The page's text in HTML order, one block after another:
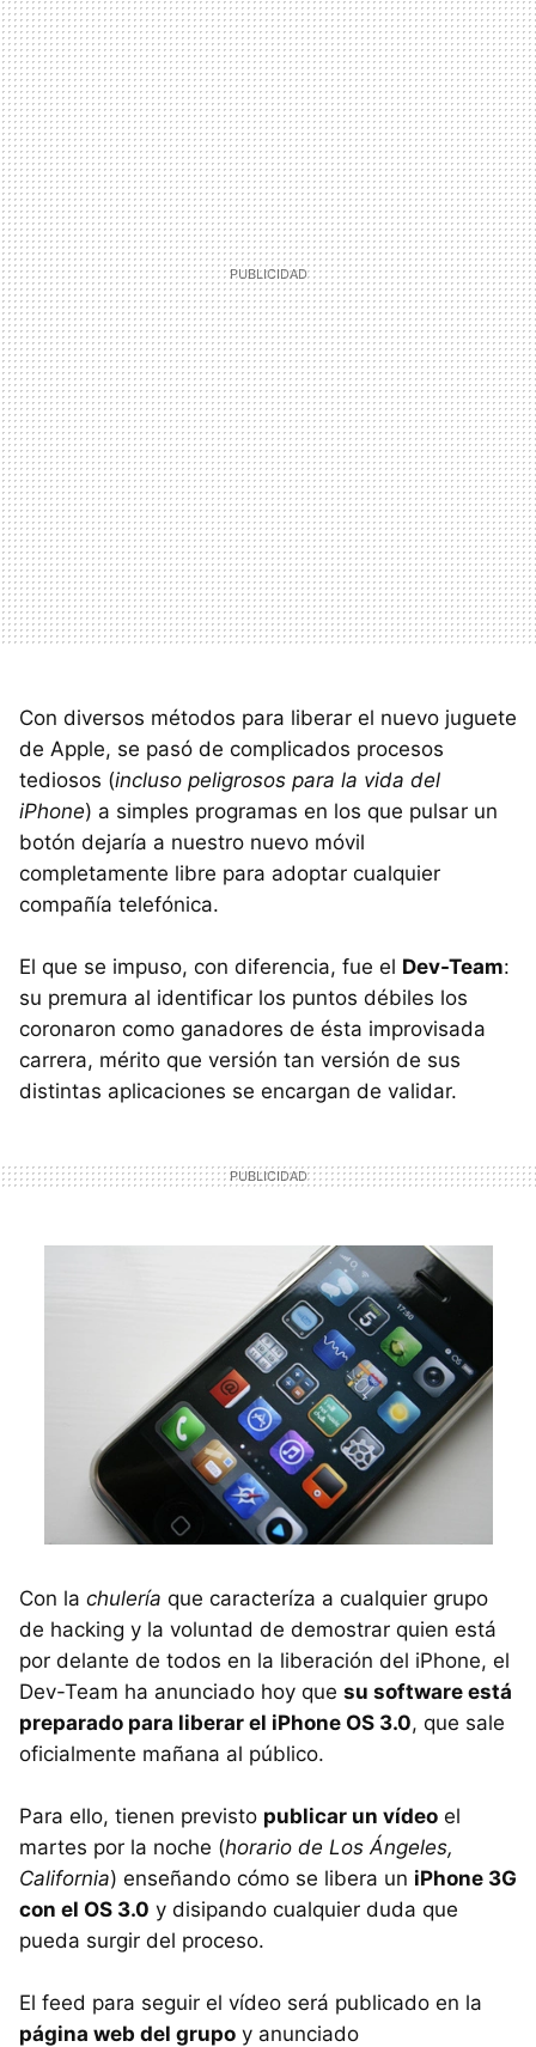
Con diversos métodos para liberar el nuevo juguete
de Apple, se pasó de complicados procesos
tediosos (incluso peligrosos para la vida del
iPhone) a simples programas en los que pulsar un
botón dejaría a nuestro nuevo móvil
completamente libre para adoptar cualquier
compañía telefónica.
El que se impuso, con diferencia, fue el Dev-Team:
su premura al identificar los puntos débiles los
coronaron como ganadores de ésta improvisada
carrera, mérito que versión tan versión de sus
distintas aplicaciones se encargan de validar.
Con la chulería que caracteríza a cualquier grupo
de hacking y la voluntad de demostrar quien está
por delante de todos en la liberación del iPhone, el
Dev-Team ha anunciado hoy que su software está
preparado para liberar el iPhone OS 3.0, que sale
oficialmente mañana al público.
Para ello, tienen previsto publicar un vídeo el
martes por la noche (horario de Los Ángeles,
California) enseñando cómo se libera un iPhone 3G
con el OS 3.0 y disipando cualquier duda que
pueda surgir del proceso.
El feed para seguir el vídeo será publicado en la
página web del grupo y anunciado